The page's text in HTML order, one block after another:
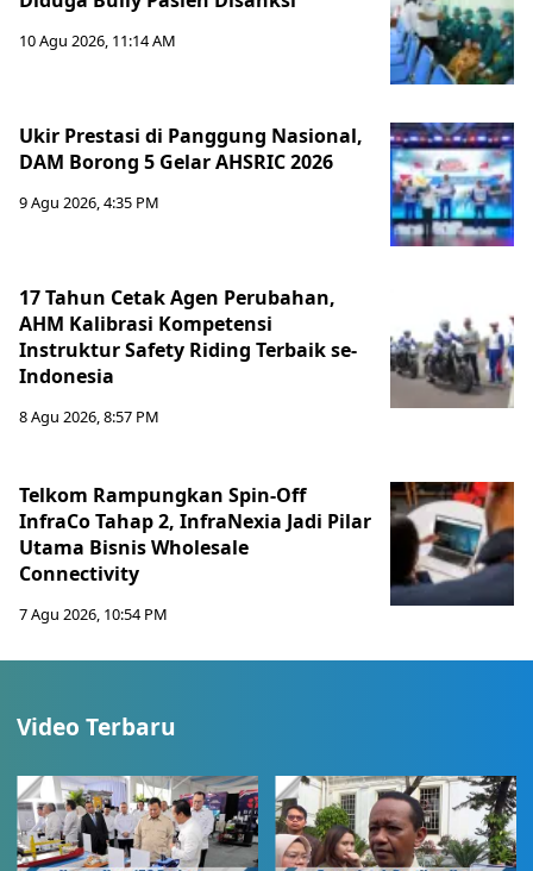
10 Agu 2026, 11:14 AM
Ukir Prestasi di Panggung Nasional,
DAM Borong 5 Gelar AHSRIC 2026
9 Agu 2026, 4:35 PM
17 Tahun Cetak Agen Perubahan,
AHM Kalibrasi Kompetensi
Instruktur Safety Riding Terbaik se-
Indonesia
8 Agu 2026, 8:57 PM
Telkom Rampungkan Spin-Off
InfraCo Tahap 2, InfraNexia Jadi Pilar
Utama Bisnis Wholesale
Connectivity
7 Agu 2026, 10:54 PM
Video Terbaru